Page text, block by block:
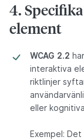
4.
element
WCAG 2.2
interaktiva
riktlinjer
eller
Exempel: